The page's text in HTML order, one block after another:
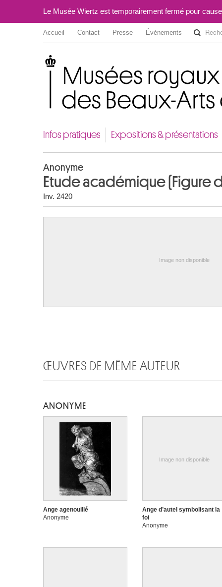
Le Musée Wiertz est temporairement fermé pour
Accueil Contact Presse Événements
Infos pratiques Expositions & présentations
Anonyme
Etude académique (Figure
Inv. 2420
Image non disponible
ŒUVRES DE MÊME AUTEUR
ANONYME
Ange agenouillé
Anonyme
Image non disponible
Ange d’autel symbolisant la
foi
Anonyme